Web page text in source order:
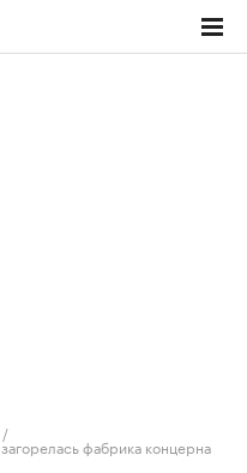
/
фабрика концерна